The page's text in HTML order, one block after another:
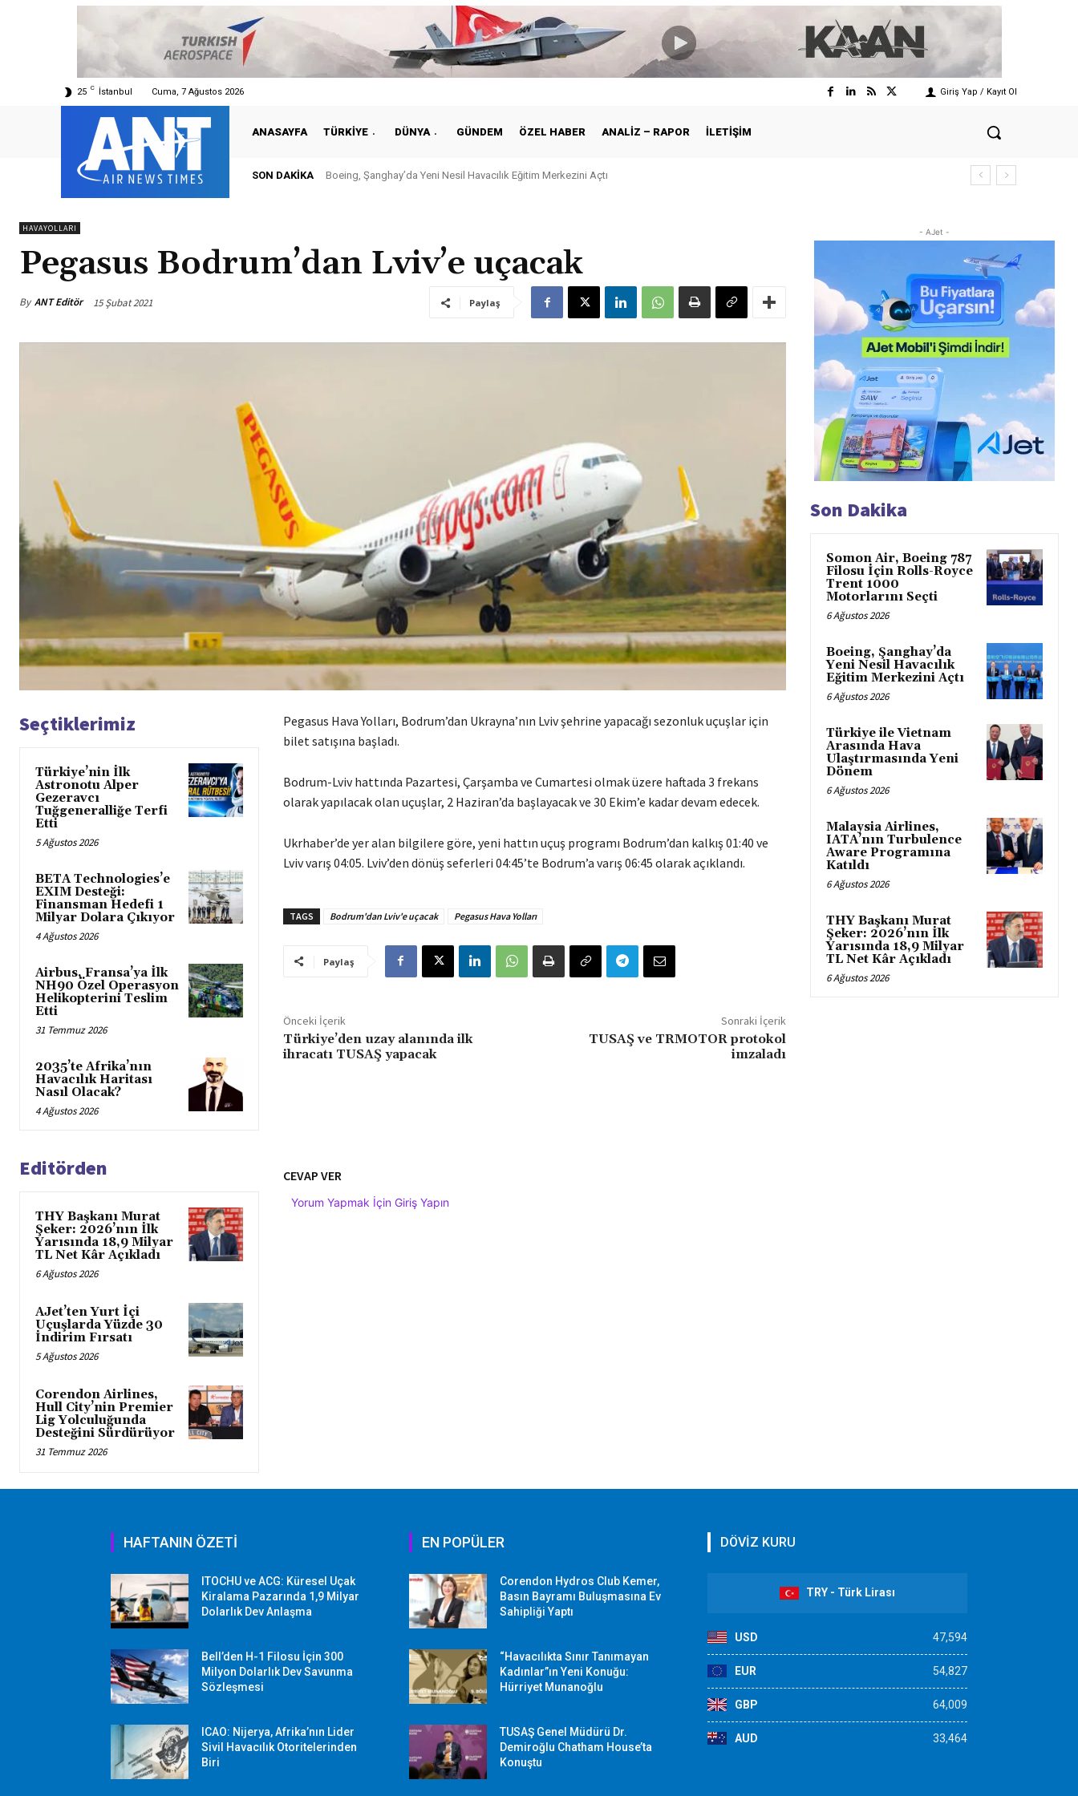
25 C İstanbul Cuma, 7 Ağustos 2026 Giriş Yap / Kayıt Ol
ANASAYFA TÜRKIYE DÜNYA GÜNDEM ÖZEL HABER ANALIZ – RAPOR İLETIŞIM
SON DAKIKA Boeing, Şanghay’da Yeni Nesil Havacılık Eğitim Merkezini Açtı
HAVAYOLLARI
Pegasus Bodrum’dan Lviv’e uçacak
By ANT Editör 15 Şubat 2021 Paylaş
Seçtiklerimiz
Türkiye’nin İlk
Astronotu Alper
Gezeravcı
Tuğgeneralliğe Terfi
Etti
5 Ağustos 2026
BETA Technologies’e
EXIM Desteği:
Finansman Hedefi 1
Milyar Dolara Çıkıyor
4 Ağustos 2026
Airbus, Fransa’ya İlk
NH90 Özel Operasyon
Helikopterini Teslim
Etti
31 Temmuz 2026
2035’te Afrika’nın
Havacılık Haritası
Nasıl Olacak?
4 Ağustos 2026
Pegasus Hava Yolları, Bodrum’dan Ukrayna’nın Lviv şehrine yapacağı sezonluk uçuşlar için
bilet satışına başladı.
Bodrum-Lviv hattında Pazartesi, Çarşamba ve Cumartesi olmak üzere haftada 3 frekans
olarak yapılacak olan uçuşlar, 2 Haziran’da başlayacak ve 30 Ekim’e kadar devam edecek.
Ukrhaber’de yer alan bilgilere göre, yeni hattın uçuş programı Bodrum’dan kalkış 01:40 ve
Lviv varış 04:05. Lviv’den dönüş seferleri 04:45’te Bodrum’a varış 06:45 olarak açıklandı.
TAGS Bodrum'dan Lviv'e uçacak Pegasus Hava Yolları
Paylaş
Önceki İçerik
Türkiye’den uzay alanında ilk
ihracatı TUSAŞ yapacak
Sonraki İçerik
TUSAŞ ve TRMOTOR protokol
imzaladı
Editörden
THY Başkanı Murat
Şeker: 2026’nın İlk
Yarısında 18,9 Milyar
TL Net Kâr Açıkladı
6 Ağustos 2026
AJet’ten Yurt İçi
Uçuşlarda Yüzde 30
İndirim Fırsatı
5 Ağustos 2026
Corendon Airlines,
Hull City’nin Premier
Lig Yolculuğunda
Desteğini Sürdürüyor
31 Temmuz 2026
CEVAP VER
Yorum Yapmak İçin Giriş Yapın
- AJet -
Son Dakika
Somon Air, Boeing 787
Filosu İçin Rolls-Royce
Trent 1000
Motorlarını Seçti
6 Ağustos 2026
Boeing, Şanghay’da
Yeni Nesil Havacılık
Eğitim Merkezini Açtı
6 Ağustos 2026
Türkiye ile Vietnam
Arasında Hava
Ulaştırmasında Yeni
Dönem
6 Ağustos 2026
Malaysia Airlines,
IATA’nın Turbulence
Aware Programına
Katıldı
6 Ağustos 2026
THY Başkanı Murat
Şeker: 2026’nın İlk
Yarısında 18,9 Milyar
TL Net Kâr Açıkladı
6 Ağustos 2026
HAFTANIN ÖZETİ
ITOCHU ve ACG: Küresel Uçak
Kiralama Pazarında 1,9 Milyar
Dolarlık Dev Anlaşma
Bell’den H-1 Filosu İçin 300
Milyon Dolarlık Dev Savunma
Sözleşmesi
ICAO: Nijerya, Afrika’nın Lider
Sivil Havacılık Otoritelerinden
Biri
EN POPÜLER
Corendon Hydros Club Kemer,
Basın Bayramı Buluşmasına Ev
Sahipliği Yaptı
“Havacılıkta Sınır Tanımayan
Kadınlar”ın Yeni Konuğu:
Hürriyet Munanoğlu
TUSAŞ Genel Müdürü Dr.
Demiroğlu Chatham House’ta
Konuştu
DÖVİZ KURU
TRY - Türk Lirası
USD 47,594
EUR 54,827
GBP 64,009
AUD 33,464